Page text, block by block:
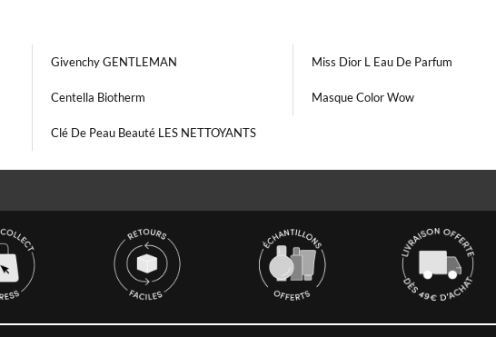
Givenchy GENTLEMAN Miss Dior L Eau De Parfum
Centella Biotherm Masque Color Wow
Clé De Peau Beauté LES NETTOYANTS